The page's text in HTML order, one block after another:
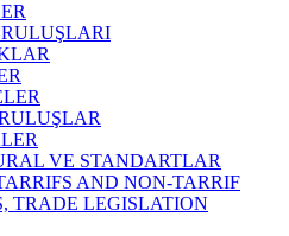
VE STANDARTLAR
AND NON-TARRIF
TRADE LEGISLATION